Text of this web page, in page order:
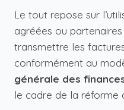
Le tout repose sur
agréées ou
transmettre les
conformément au
générale des
le cadre de la réforme